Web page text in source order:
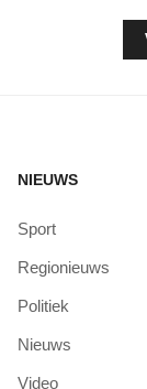
NIEUWS
Sport
Regionieuws
Politiek
Nieuws
Video